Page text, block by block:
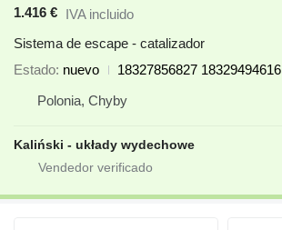
1.416 € IVA incluido
Sistema de escape - catalizador
Estado nuevo
18327856827 18329494616
Polonia, Chyby
Kaliński - układy wydechowe